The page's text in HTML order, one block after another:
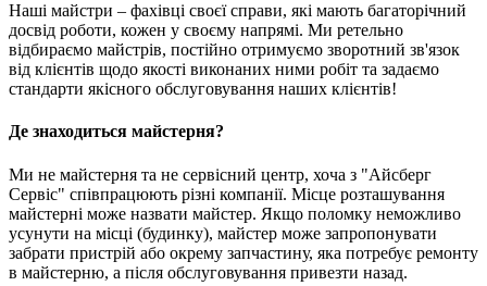
Наші майстри – фахівці своєї справи, які мають багаторічний
досвід роботи, кожен у своєму напрямі. Ми ретельно
відбираємо майстрів, постійно отримуємо зворотний зв'язок
від клієнтів щодо якості виконаних ними робіт та задаємо
стандарти якісного обслуговування наших клієнтів!
Де знаходиться майстерня?
Ми не майстерня та не сервісний центр, хоча з "Айсберг
Сервіс" співпрацюють різні компанії. Місце розташування
майстерні може назвати майстер. Якщо поломку неможливо
усунути на місці (будинку), майстер може запропонувати
забрати пристрій або окрему запчастину, яка потребує ремонту
в майстерню, а після обслуговування привезти назад.